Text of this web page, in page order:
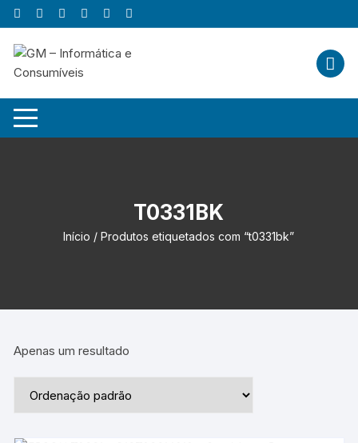
Skip
to
content
T0331BK
Início / Produtos etiquetados com “t0331bk”
Apenas um resultado